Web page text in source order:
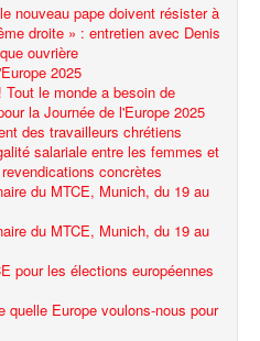
nouveau pape doivent résister à
droite » : entretien avec Denis
ouvrière
2025
le monde a besoin de
la Journée de l'Europe 2025
des travailleurs chrétiens
salariale entre les femmes et
concrètes
du MTCE, Munich, du 19 au
du MTCE, Munich, du 19 au
pour les élections européennes
quelle Europe voulons-nous pour